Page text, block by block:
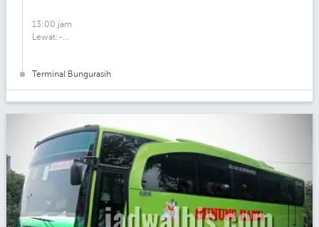
13:00 jam
Lewat:-...
Terminal Bungurasih